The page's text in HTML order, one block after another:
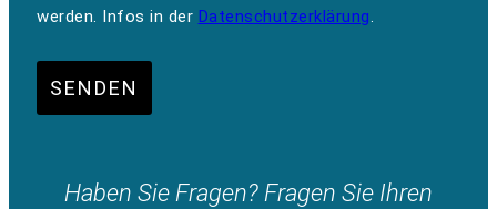
werden. Infos in der Datenschutzerklärung.
SENDEN
Haben Sie Fragen? Fragen Sie Ihren